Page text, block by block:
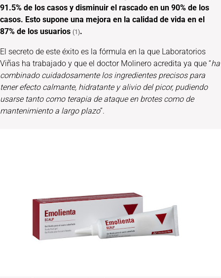
91.5% de los casos y disminuir el rascado en un 90% de los
casos. Esto supone una mejora en la calidad de vida en el
87% de los usuarios (1).
El secreto de este éxito es la fórmula en la que Laboratorios
Viñas ha trabajado y que el doctor Molinero acredita ya que “ha
combinado cuidadosamente los ingredientes precisos para
tener efecto calmante, hidratante y alivio del picor, pudiendo
usarse tanto como terapia de ataque en brotes como de
mantenimiento a largo plazo”.